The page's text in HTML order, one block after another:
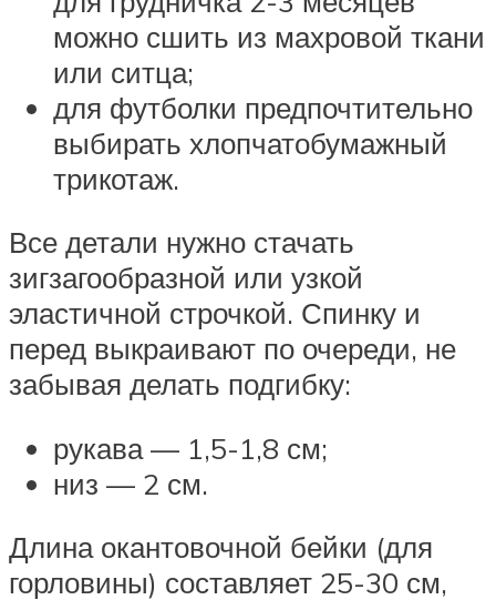
можно сшить из махровой ткани
или ситца;
для футболки предпочтительно
выбирать хлопчатобумажный
трикотаж.
Все детали нужно стачать
зигзагообразной или узкой
эластичной строчкой. Спинку и
перед выкраивают по очереди, не
забывая делать подгибку:
рукава — 1,5-1,8 см;
низ — 2 см.
Длина окантовочной бейки (для
горловины) составляет 25-30 см,